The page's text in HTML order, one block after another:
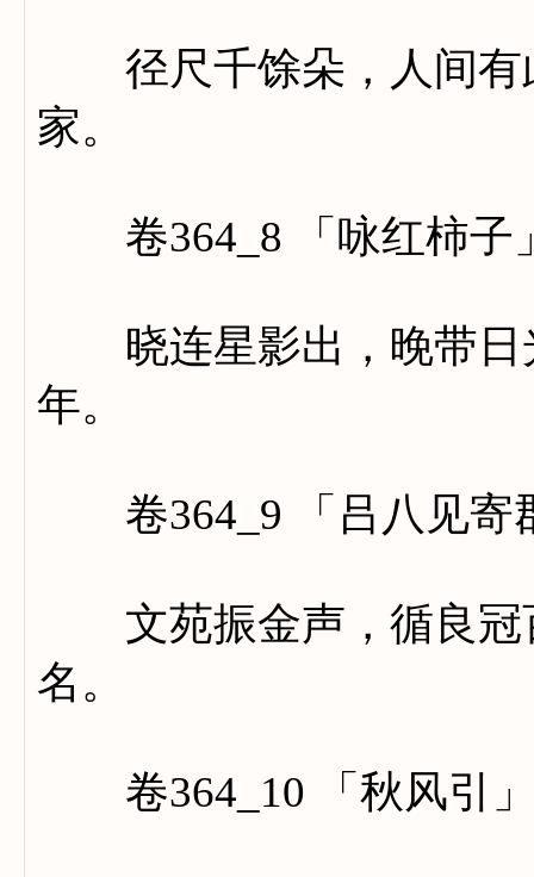
径尺千馀朵，人间有
家。
卷364_8 「咏红柿子
晓连星影出，晚带日
年。
卷364_9 「吕八见寄
文苑振金声，循良冠
名。
卷364_10 「秋风引